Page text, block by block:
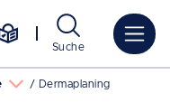
Suche
Dermaplaning